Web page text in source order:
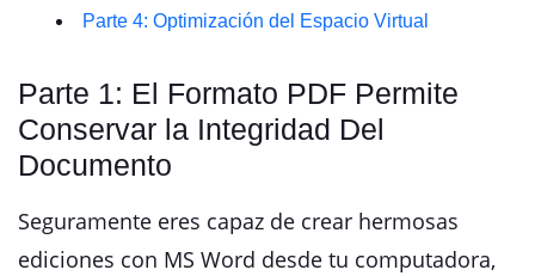
Parte 4: Optimización del Espacio Virtual
Parte 1: El Formato PDF Permite
Conservar la Integridad Del
Documento
Seguramente eres capaz de crear hermosas
ediciones con MS Word desde tu computadora,